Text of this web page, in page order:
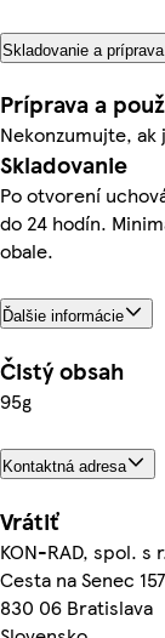
Skladovanie a príprava
Príprava a
Nekonzumujte,
Skladovanie
Po otvorení
do 24 hodín.
obale.
Ďalšie informácie
Čistý obsah
95g
Kontaktná adresa
Vrátiť
KON-RAD, spol. s
Cesta na Senec
830 06 Bratislava